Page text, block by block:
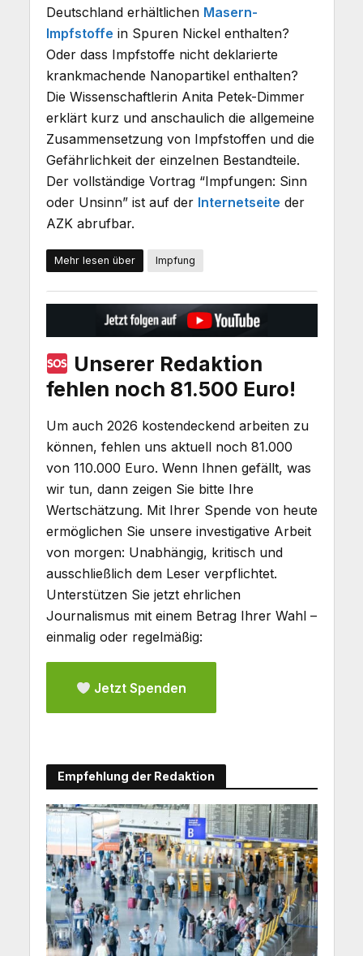
Deutschland erhältlichen Masern-
Impfstoffe in Spuren Nickel enthalten?
Oder dass Impfstoffe nicht deklarierte
krankmachende Nanopartikel enthalten?
Die Wissenschaftlerin Anita Petek-Dimmer
erklärt kurz und anschaulich die allgemeine
Zusammensetzung von Impfstoffen und die
Gefährlichkeit der einzelnen Bestandteile.
Der vollständige Vortrag “Impfungen: Sinn
oder Unsinn” ist auf der Internetseite der
AZK abrufbar.
Mehr lesen über Impfung
Unserer Redaktion
fehlen noch 81.500 Euro!
Um auch 2026 kostendeckend arbeiten zu
können, fehlen uns aktuell noch 81.000
von 110.000 Euro. Wenn Ihnen gefällt, was
wir tun, dann zeigen Sie bitte Ihre
Wertschätzung. Mit Ihrer Spende von heute
ermöglichen Sie unsere investigative Arbeit
von morgen: Unabhängig, kritisch und
ausschließlich dem Leser verpflichtet.
Unterstützen Sie jetzt ehrlichen
Journalismus mit einem Betrag Ihrer Wahl –
einmalig oder regelmäßig:
Jetzt Spenden
Empfehlung der Redaktion